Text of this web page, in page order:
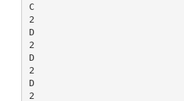
C
2
D
2
D
2
D
2